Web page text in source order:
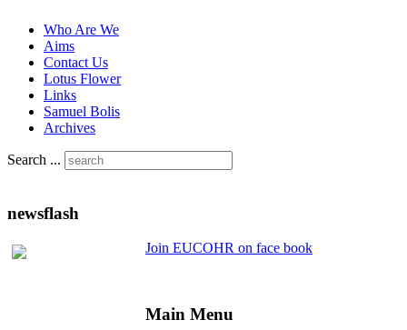
Who Are We
Aims
Contact Us
Lotus Flower
Links
Samuel Bolis
Archives
Search ...
newsflash
Join EUCOHR on face book
Main Menu